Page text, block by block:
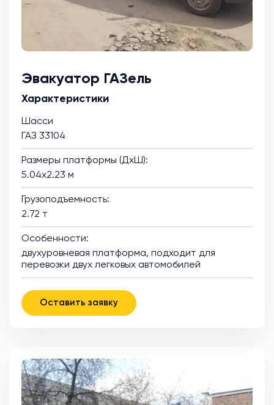
Эвакуатор ГАЗель
Характеристики
Шасси
ГАЗ 33104
Размеры платформы (ДхШ):
5.04х2.23 м
Грузоподъемность:
2.72 т
Особенности:
двухуровневая платформа, подходит для
перевозки двух легковых автомобилей
Оставить заявку